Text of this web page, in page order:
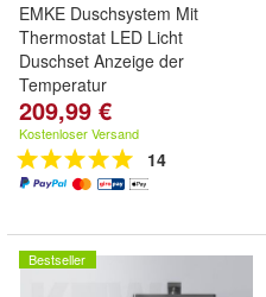
EMKE Duschsystem Mit
Thermostat LED Licht
Duschset Anzeige der
Temperatur
209,99 €
Kostenloser Versand
14
Bestseller